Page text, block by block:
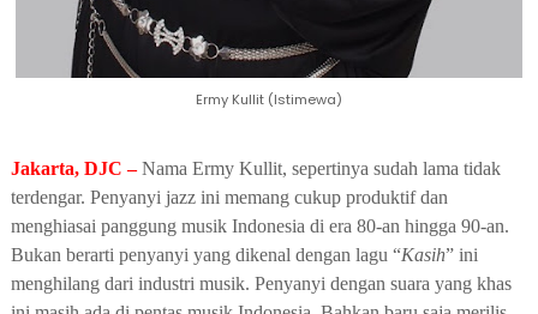
Ermy Kullit (Istimewa)
Jakarta, DJC – Nama Ermy Kullit, sepertinya sudah lama tidak
terdengar. Penyanyi jazz ini memang cukup produktif dan
menghiasai panggung musik Indonesia di era 80-an hingga 90-an.
Bukan berarti penyanyi yang dikenal dengan lagu “Kasih” ini
menghilang dari industri musik. Penyanyi dengan suara yang khas